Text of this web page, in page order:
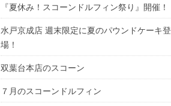
『夏休み！スコーンドルフィン祭り』開催！
水戸京成店 週末限定に夏のパウンドケーキ登
場！
双葉台本店のスコーン
７月のスコーンドルフィン